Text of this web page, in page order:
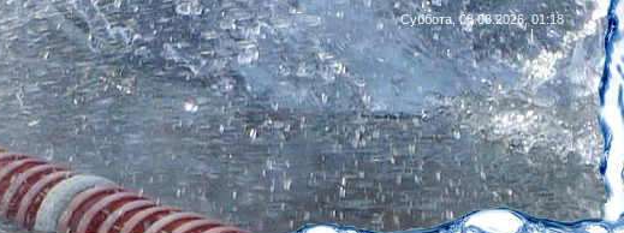
Суббота, 08.08.2026, 01:18
|RSS